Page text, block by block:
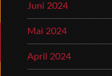
Juni 2024
Mai 2024
April 2024